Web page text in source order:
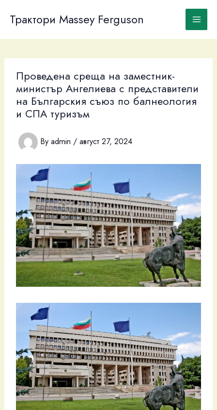
content
Трактори Massey Ferguson
Проведена среща на заместник-
министър Ангелиева с представители
на Българския съюз по балнеология
и СПА туризъм
By admin / август 27, 2024